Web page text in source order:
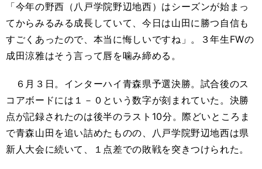
「今年の野西（八戸学院野辺地西）はシーズンが始まっ
てからみるみる成長していて、今日は山田に勝つ自信も
すごくあったので、本当に悔しいですね」。３年生FWの
成田涼雅はそう言って唇を噛み締める。
６月３日。インターハイ青森県予選決勝。試合後のス
コアボードには１－０という数字が刻まれていた。決勝
点が記録されたのは後半のラスト10分。際どいところま
で青森山田を追い詰めたものの、八戸学院野辺地西は県
新人大会に続いて、１点差での敗戦を突きつけられた。